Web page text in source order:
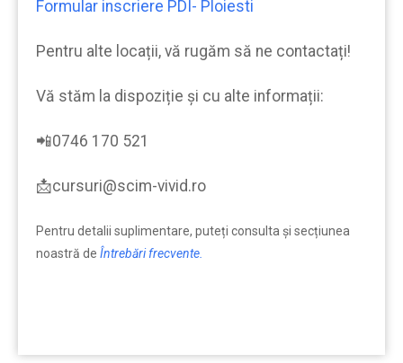
Formular inscriere PDI- Ploiesti
Pentru alte locații, vă rugăm să ne contactați!
Vă stăm la dispoziție şi cu alte informații:
📲0746 170 521
📩cursuri@scim-vivid.ro
Pentru detalii suplimentare, puteți consulta şi secțiunea
noastră de Întrebări frecvente.